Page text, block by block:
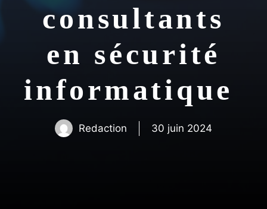
consultants
en sécurité
informatique
Redaction 30 juin 2024